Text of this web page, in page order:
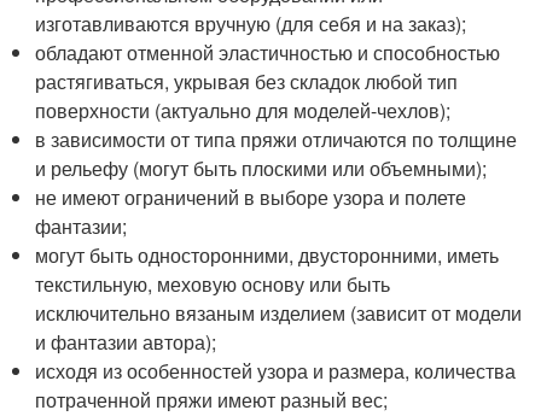
изготавливаются вручную (для себя и на заказ);
обладают отменной эластичностью и способностью
растягиваться, укрывая без складок любой тип
поверхности (актуально для моделей-чехлов);
в зависимости от типа пряжи отличаются по толщине
и рельефу (могут быть плоскими или объемными);
не имеют ограничений в выборе узора и полете
фантазии;
могут быть односторонними, двусторонними, иметь
текстильную, меховую основу или быть
исключительно вязаным изделием (зависит от модели
и фантазии автора);
исходя из особенностей узора и размера, количества
потраченной пряжи имеют разный вес;